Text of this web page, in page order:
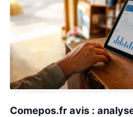
Comepos.fr avis :